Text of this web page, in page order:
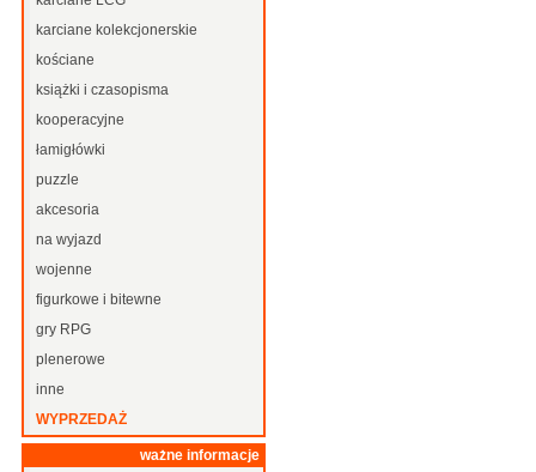
karciane kolekcjonerskie
kościane
książki i czasopisma
kooperacyjne
łamigłówki
puzzle
akcesoria
na wyjazd
wojenne
figurkowe i bitewne
gry RPG
plenerowe
inne
WYPRZEDAŻ
ważne informacje